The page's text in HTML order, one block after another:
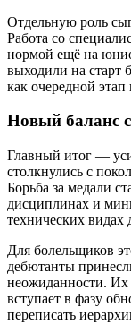
Отдельную роль
Работа со
нормой ещё на
выходили на старт
как очередной
Новый баланс
Главный итог —
столкнулись с
Борьба за медали
дисциплинах и
технических
Для болельщиков
дебютанты
неожиданности. Их
вступает в фазу
переписать